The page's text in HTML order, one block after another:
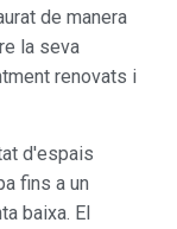
de manera
la seva
renovats i
d'espais
fins a un
baixa. El